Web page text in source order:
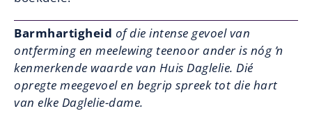
Barmhartigheid of die intense gevoel van
ontferming en meelewing teenoor ander is nóg ŉ
kenmerkende waarde van Huis Daglelie. Dié
opregte meegevoel en begrip spreek tot die hart
van elke Daglelie-dame.